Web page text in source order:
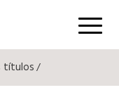
Menú
títulos/